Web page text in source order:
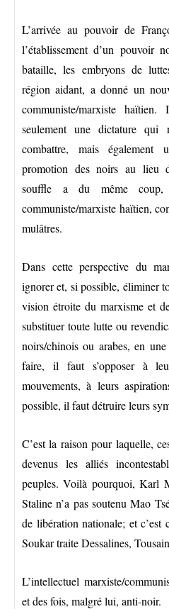
L’arrivée au pouvoir de
l’établissement d’un
bataille, les embryons de
région aidant, a donné un
communiste/marxiste
seulement une dictature qui
combattre, mais
promotion des noirs au lieu
souffle a du même coup,
communiste/marxiste haïtien,
mulâtres.
Dans cette perspective du
ignorer et, si possible, éliminer
vision étroite du marxisme et
substituer toute lutte ou
noirs/chinois ou arabes, en
faire, il faut s’opposer à
mouvements, à leurs
possible, il faut détruire leurs
C’est la raison pour laquelle,
devenus les alliés
peuples. Voilà pourquoi, Karl
Staline n’a pas soutenu Mao
de libération nationale; et
Soukar traite Dessalines,
L’intellectuel marxiste/
et des fois, malgré lui, anti-noir.